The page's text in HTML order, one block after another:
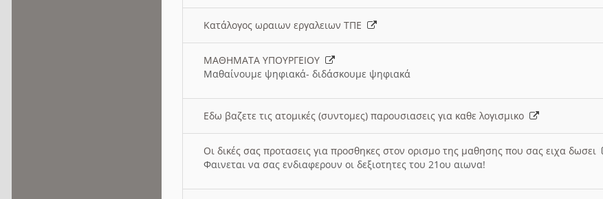
Κατάλογος ωραιων εργαλειων ΤΠΕ
ΜΑΘΗΜΑΤΑ ΥΠΟΥΡΓΕΙΟΥ
Μαθαίνουμε ψηφιακά- διδάσκουμε ψηφιακά
Εδω βαζετε τις ατομικές (συντομες) παρουσιασεις για καθε λογισμικο
Οι δικές σας προτασεις για προσθηκες στον ορισμο της μαθησης που σας ειχα δωσει
Φαινεται να σας ενδιαφερουν οι δεξιοτητες του 21ου αιωνα!